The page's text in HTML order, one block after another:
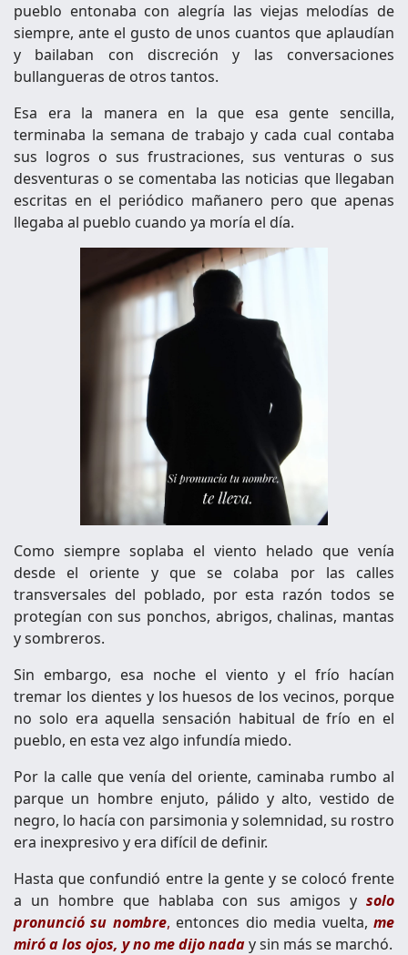
pueblo entonaba con alegría las viejas melodías de
siempre, ante el gusto de unos cuantos que aplaudían
y bailaban con discreción y las conversaciones
bullangueras de otros tantos.
Esa era la manera en la que esa gente sencilla,
terminaba la semana de trabajo y cada cual contaba
sus logros o sus frustraciones, sus venturas o sus
desventuras o se comentaba las noticias que llegaban
escritas en el periódico mañanero pero que apenas
llegaba al pueblo cuando ya moría el día.
Como siempre soplaba el viento helado que venía
desde el oriente y que se colaba por las calles
transversales del poblado, por esta razón todos se
protegían con sus ponchos, abrigos, chalinas, mantas
y sombreros.
Sin embargo, esa noche el viento y el frío hacían
tremar los dientes y los huesos de los vecinos, porque
no solo era aquella sensación habitual de frío en el
pueblo, en esta vez algo infundía miedo.
Por la calle que venía del oriente, caminaba rumbo al
parque un hombre enjuto, pálido y alto, vestido de
negro, lo hacía con parsimonia y solemnidad, su rostro
era inexpresivo y era difícil de definir.
Hasta que confundió entre la gente y se colocó frente
a un hombre que hablaba con sus amigos y solo
pronunció su nombre, entonces dio media vuelta,me
miró a los ojos, y no me dijo naday sin más se marchó.